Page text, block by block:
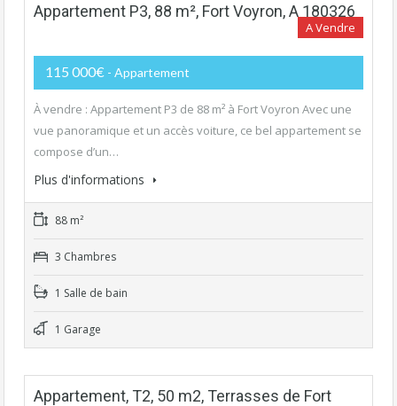
Appartement P3, 88 m², Fort Voyron, A 180326
A Vendre
115 000€ - Appartement
À vendre : Appartement P3 de 88 m² à Fort Voyron Avec une
vue panoramique et un accès voiture, ce bel appartement se
compose d’un…
Plus d'informations
88 m²
3 Chambres
1 Salle de bain
1 Garage
Appartement, T2, 50 m2, Terrasses de Fort